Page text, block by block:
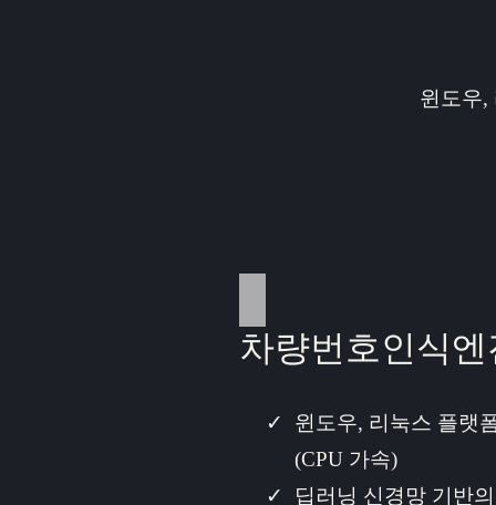
윈도우,
차량번호인식
윈도우, 리눅스 플랫
(CPU 가속)
딥러닝 신경망 기반